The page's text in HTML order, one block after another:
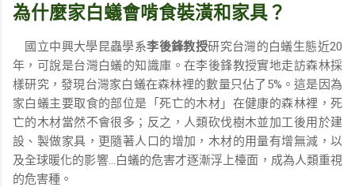
為什麼家白蟻會啃食裝潢和家具？
國立中興大學昆蟲學系李後鋒教授研究台灣的白蟻生態近20
年，可說是台灣白蟻的知識庫。在李後鋒教授實地走訪森林採
樣研究，發現台灣家白蟻在森林裡的數量只佔了5%。這是因為
家白蟻主要取食的部位是「死亡的木材」在健康的森林裡，死
亡的木材當然不會很多；反之，人類砍伐樹木並加工後用於建
設、製做家具，更隨著人口的增加，木材的用量有增無減，以
及全球暖化的影響…白蟻的危害才逐漸浮上檯面，成為人類重視
的危害種。